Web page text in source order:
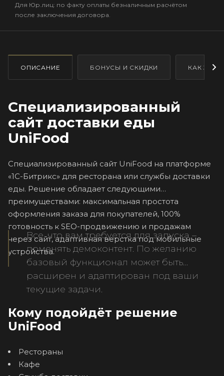
Для Юр.лиц: по факту оплаты безналичным расчётом
после заключения договора.
ОПИСАНИЕ БОНУСЫ И СКИДКИ КАК
Специализированный
сайт доставки еды
UniFood
Специализированный сайт UniFood на платформе
«1С-Битрикс» для ресторана или службы доставки
еды. Решение обладает следующими
преимуществами: максимальная простота
оформления заказа для покупателей, 100%
готовность к SEO-продвижению и продажам
через сайт, адаптивная верстка под мобильные
устройства.
Все, что вам требуется для запуска –
поменять демоконтент. По желанию
базовый функционал может быть
расширен и адаптирован под ваши
текущие задачи.
Кому подойдёт решение
UniFood
Рестораны
Кафе